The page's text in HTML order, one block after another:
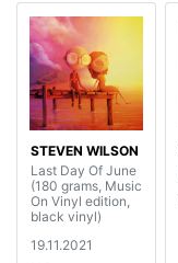
STEVEN WILSON
Last Day Of June
(180 grams, Music
On Vinyl edition,
black vinyl)
19.11.2021